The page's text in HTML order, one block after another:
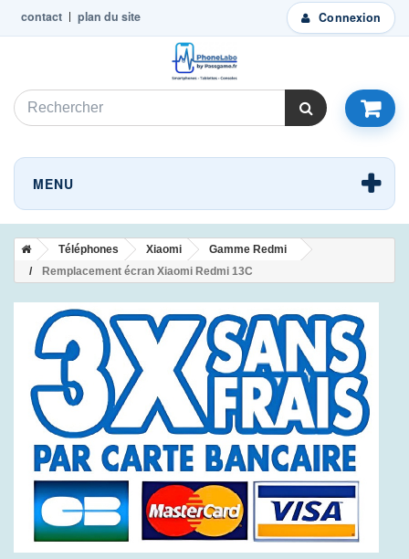
Connexion
contact plan du site
MENU
Téléphones Xiaomi
Gamme Redmi
Remplacement écran Xiaomi Redmi 13C